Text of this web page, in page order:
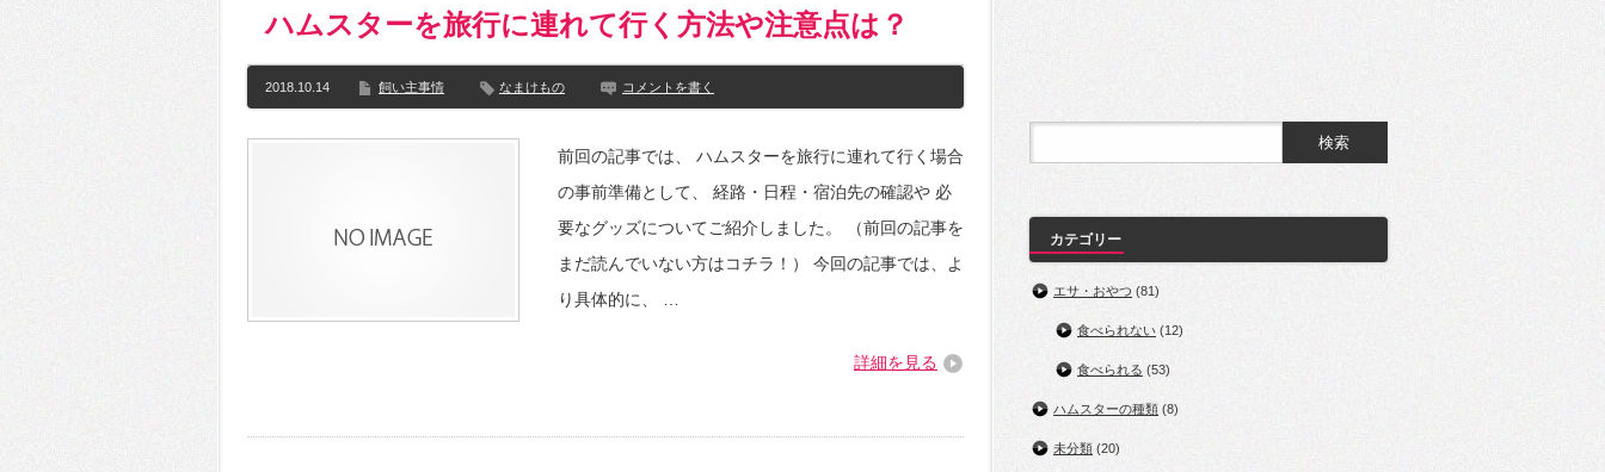
ハムスターを旅行に連れて行く方法や注意点は？
2018.10.14 飼い主事情 なまけもの コメントを書く
前回の記事では、 ハムスターを旅行に連れて行く場合
の事前準備として、 経路・日程・宿泊先の確認や 必
要なグッズについてご紹介しました。 （前回の記事を
まだ読んでいない方はコチラ！） 今回の記事では、よ
り具体的に、 …
詳細を見る
カテゴリー
エサ・おやつ (81)
食べられない (12)
食べられる (53)
ハムスターの種類 (8)
未分類 (20)